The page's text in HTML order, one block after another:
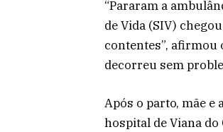
“Pararam a
de Vida (SIV)
contentes”, afirmou
decorreu sem
Após o parto, mãe
hospital de Viana